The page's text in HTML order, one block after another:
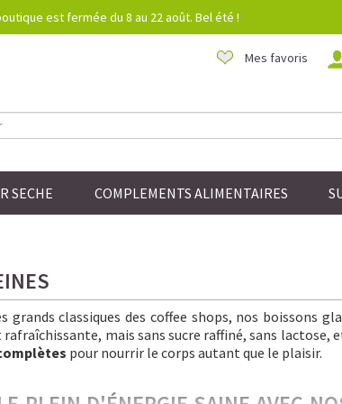
est fermée du 8 au 22 août. Bel été !
Mes favoris
SECHE COMPLEMENTS ALIMENTAIRES
grands classiques des coffee shops, nos boissons
mais sans sucre raffiné, sans lactose,
pour nourrir le corps autant que le plaisir.